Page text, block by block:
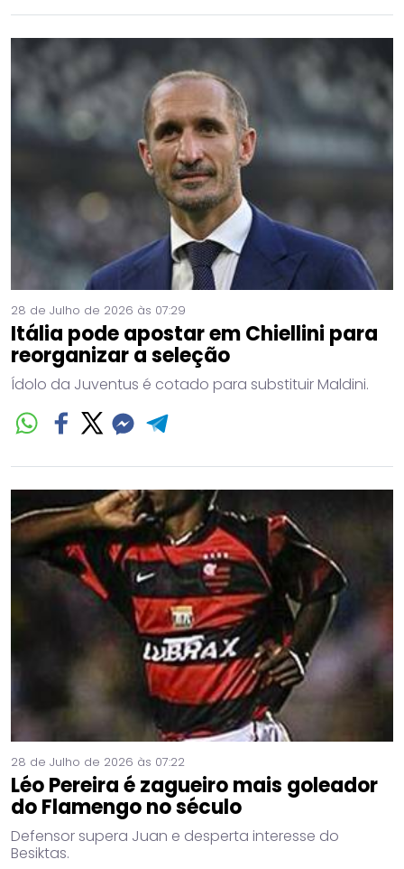
28 de Julho de 2026 às 07:29
Itália pode apostar em Chiellini para
reorganizar a seleção
Ídolo da Juventus é cotado para substituir Maldini.
28 de Julho de 2026 às 07:22
Léo Pereira é zagueiro mais goleador
do Flamengo no século
Defensor supera Juan e desperta interesse do
Besiktas.